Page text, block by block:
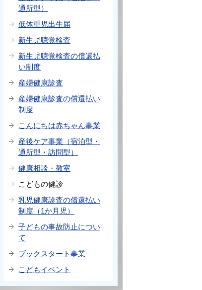
通所型）
低体重児出生届
新生児聴覚検査
新生児聴覚検査の償還払
い制度
産婦健康診査
産婦健康診査の償還払い
制度
こんにちは赤ちゃん事業
産後ケア事業（宿泊型・
通所型・訪問型）
健康相談・教室
こどもの健診
乳児健康診査の償還払い
制度（1か月児）
子どもの事故防止につい
て
ブックスタート事業
こどもイベント